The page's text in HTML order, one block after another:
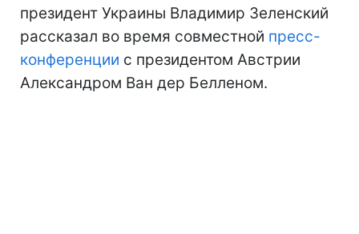
президент Украины Владимир Зеленский
рассказал во время совместной пресс-
конференции с президентом Австрии
Александром Ван дер Белленом.